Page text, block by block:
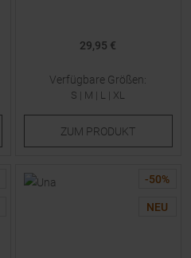
29,95 €
Verfügbare Größen:
S | M | L | XL
ZUM PRODUKT
-50%
NEU